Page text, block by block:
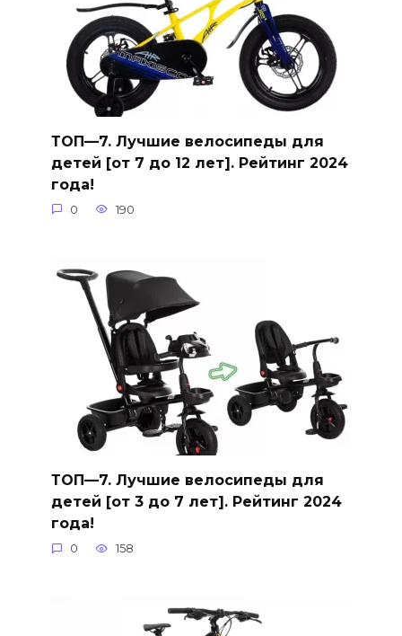
ТОП—7. Лучшие велосипеды для
детей [от 7 до 12 лет]. Рейтинг 2024
года!
0 190
ТОП—7. Лучшие велосипеды для
детей [от 3 до 7 лет]. Рейтинг 2024
года!
0 158